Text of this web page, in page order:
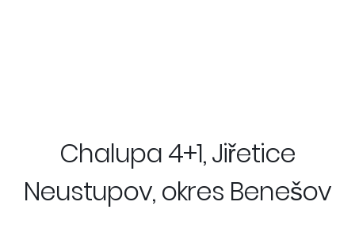
Chalupa 4+1, Jiřetice
Neustupov, okres Benešov